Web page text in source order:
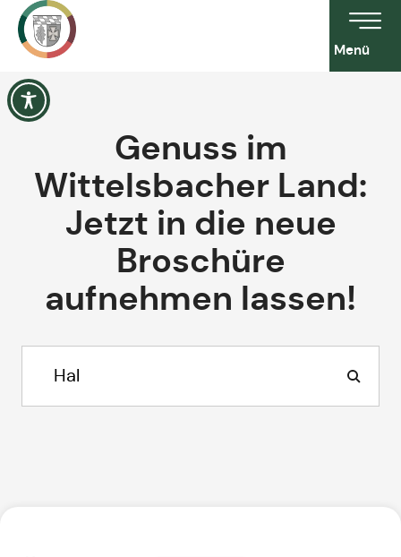
Menü
Genuss im
Wittelsbacher Land:
Jetzt in die neue
Broschüre
aufnehmen lassen!